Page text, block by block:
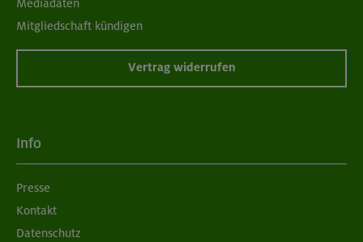
Mediadaten
Mitgliedschaft kündigen
Vertrag widerrufen
Info
Presse
Kontakt
Datenschutz